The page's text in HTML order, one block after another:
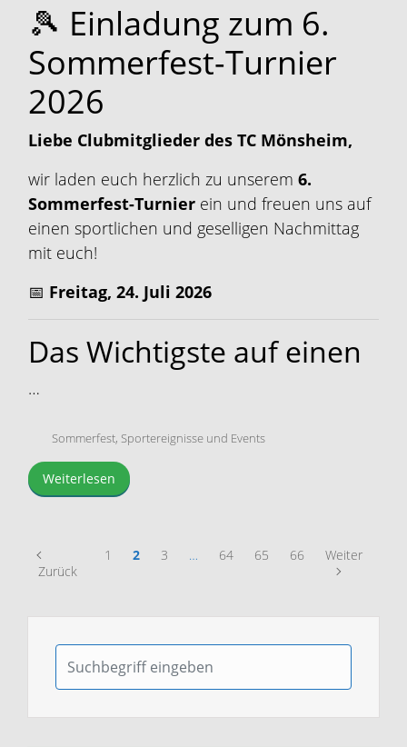
🎾 Einladung zum 6.
Sommerfest-Turnier
2026
Liebe Clubmitglieder des TC Mönsheim,
wir laden euch herzlich zu unserem 6.
Sommerfest-Turnier ein und freuen uns auf
einen sportlichen und geselligen Nachmittag
mit euch!
📅 Freitag, 24. Juli 2026
Das Wichtigste auf einen
…
Sommerfest, Sportereignisse und Events
Weiterlesen
Zurück
1 2 3 … 64 65 66 Weiter